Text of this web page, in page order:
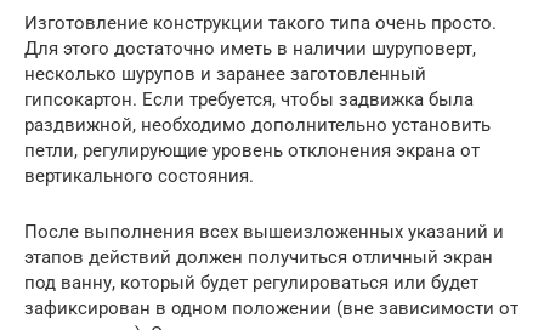
Изготовление конструкции такого типа очень просто.
Для этого достаточно иметь в наличии шуруповерт,
несколько шурупов и заранее заготовленный
гипсокартон. Если требуется, чтобы задвижка была
раздвижной, необходимо дополнительно установить
петли, регулирующие уровень отклонения экрана от
вертикального состояния.
После выполнения всех вышеизложенных указаний и
этапов действий должен получиться отличный экран
под ванну, который будет регулироваться или будет
зафиксирован в одном положении (вне зависимости от